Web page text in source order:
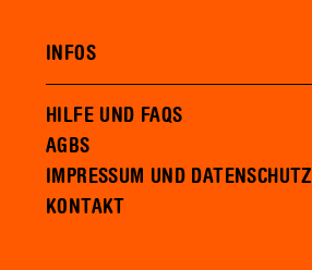
INFOS
HILFE UND FAQS
AGBS
IMPRESSUM UND DATENSCHUTZ
KONTAKT